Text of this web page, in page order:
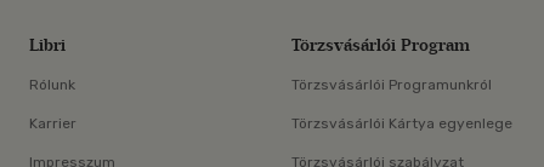
Libri
Rólunk
Karrier
Impresszum
Törzsvásárlói Program
Törzsvásárlói Programunkról
Törzsvásárlói Kártya egyenlege
Törzsvásárlói szabályzat